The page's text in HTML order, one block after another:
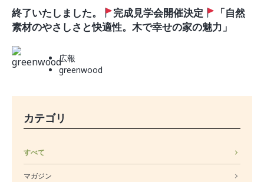
コンセプト
自然素材
ラインナップ
WORK
VISIT
モデルルーム
イベント
ABOUT
終了いたしました。 完成見学会開催決定
「自然
素材のやさしさと快適性。木で幸せの家の魅力」
広報
greenwood
カテゴリ
すべて
マガジン